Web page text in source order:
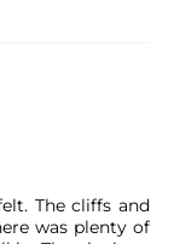
The cliffs and
was plenty of